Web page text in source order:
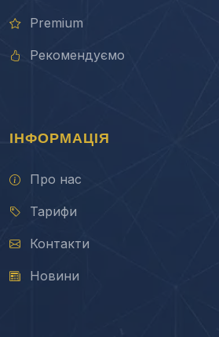
Premium
Рекомендуємо
ІНФОРМАЦІЯ
Про нас
Тарифи
Контакти
Новини